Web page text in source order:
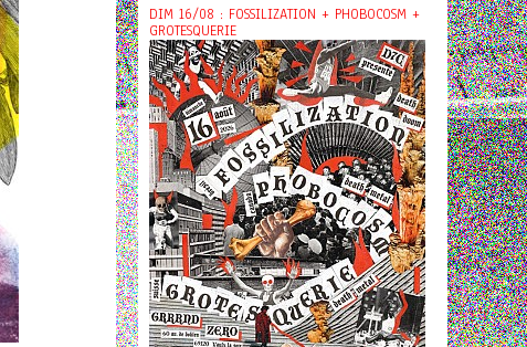
DIM 16/08 : FOSSILIZATION + PHOBOCOSM +
GROTESQUERIE